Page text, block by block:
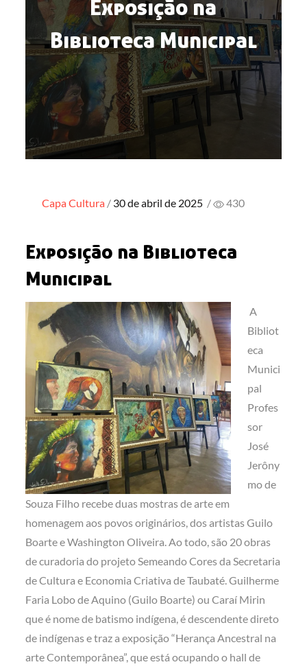
Exposição na
Biblioteca Municipal
CapaCultura Posted
30 de abril de 2025 / 430
Exposição na Biblioteca
Municipal
A
Bibliot
eca
Munici
pal
Profes
sor
José
Jerôny
mo de
Souza Filho recebe duas mostras de arte em
homenagem aos povos originários, dos artistas Guilo
Boarte e Washington Oliveira. Ao todo, são 20 obras
de curadoria do projeto Semeando Cores da Secretaria
de Cultura e Economia Criativa de Taubaté.Guilherme
Faria Lobo de Aquino (Guilo Boarte) ou Caraí Mirin
que é nome de batismo indígena, é descendente direto
de indígenas e traz a exposição “Herança Ancestral na
arte Contemporânea”, que está ocupando o hall de